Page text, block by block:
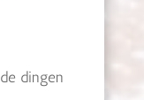
dingen